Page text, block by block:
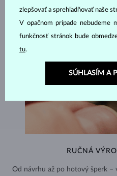
RUČNÁ
Od návrhu až po hotový šperk –
zlepšovať a sprehľadňovať naše
V opačnom prípade nebudeme
funkčnosť stránok bude
tu.
SÚHLASÍM A